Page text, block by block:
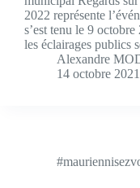
2022 représente
s’est tenu le 9
les éclairages publics
Alexandre
14 octobre 2021